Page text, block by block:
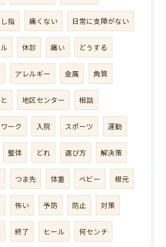
指 痛くない 日常に支障がない
休診 痛い どうする
アレルギー 金属 角質
地区センター 相談
ーク 入院 スポーツ 運動
整体 どれ 選び方 解決策
つま先 体重 ベビー 根元
怖い 予防 防止 対策
終了 ヒール 何センチ